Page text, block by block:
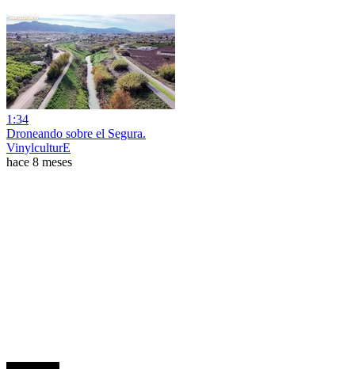
1:34
Droneando sobre el Segura.
VinylculturE
hace 8 meses